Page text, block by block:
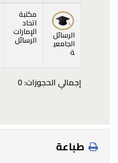
المقتنيات
الرسائل
الجامعي
ة
مكتبة
اتحاد
الإمارات
الرسائل
إجمالي الحجوزات: 0
طباعة